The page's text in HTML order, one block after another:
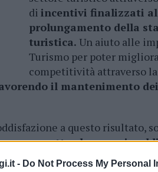
- Do Not Process My Personal
di incentivi finalizzati al
prolungamento della
turistica. Un aiuto alle
Turismo per poter
competitività attraverso
il mantenimento
a questo risultato,
un aspetto che non ci
di agevolazione online
sono